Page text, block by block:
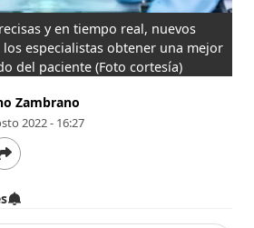
y en tiempo real, nuevos
especialistas obtener una mejor
del paciente (Foto cortesía)
Zambrano
2022 - 16:27